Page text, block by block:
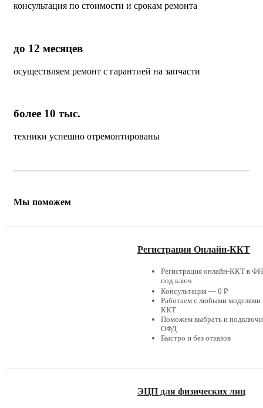
консультация по стоимости и срокам ремонта
до 12 месяцев
осуществляем ремонт с гарантией на запчасти
более 10 тыс.
техники успешно отремонтированы
Мы поможем
Регистрация Онлайн-ККТ
Регистрация онлайн-ККТ в
под ключ
Консультация — 0 ₽
Работаем с любыми моделями
ККТ
Поможем выбрать и
ОФД
Быстро и без отказов
ЭЦП для физических лиц